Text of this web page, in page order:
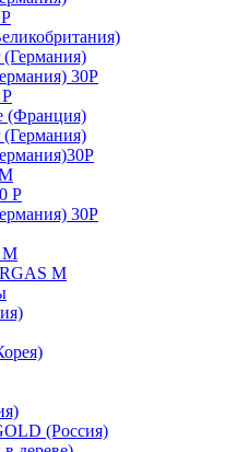
(Германия)
30Р
(Франция)
(Германия)
P
30Р
M
M
(Россия)